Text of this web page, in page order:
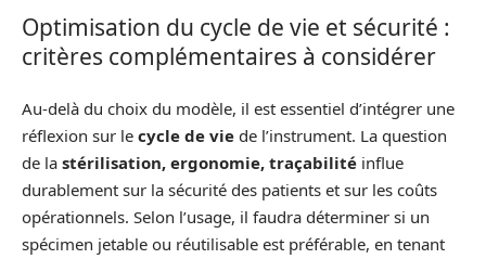
Optimisation du cycle de vie et sécurité :
critères complémentaires à considérer
Au-delà du choix du modèle, il est essentiel d’intégrer une
réflexion sur le cycle de vie de l’instrument. La question
de la stérilisation, ergonomie, traçabilité influe
durablement sur la sécurité des patients et sur les coûts
opérationnels. Selon l’usage, il faudra déterminer si un
spécimen jetable ou réutilisable est préférable, en tenant